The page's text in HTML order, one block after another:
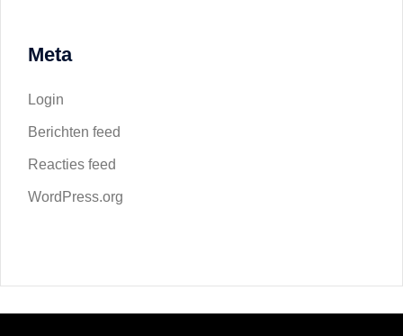
Meta
Login
Berichten feed
Reacties feed
WordPress.org